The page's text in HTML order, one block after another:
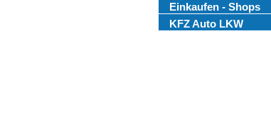
Einkaufen - Shops
KFZ Auto LKW